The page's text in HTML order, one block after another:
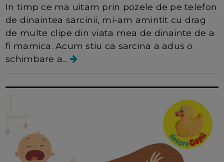
In timp ce ma uitam prin pozele de pe telefon
de dinaintea sarcinii, mi-am amintit cu drag
de multe clipe din viata mea de dinainte de a
fi mamica. Acum stiu ca sarcina a adus o
schimbare a...